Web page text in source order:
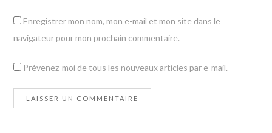
Enregistrer mon nom, mon e-mail et mon site dans le
navigateur pour mon prochain commentaire.
Prévenez-moi de tous les nouveaux articles par e-mail.